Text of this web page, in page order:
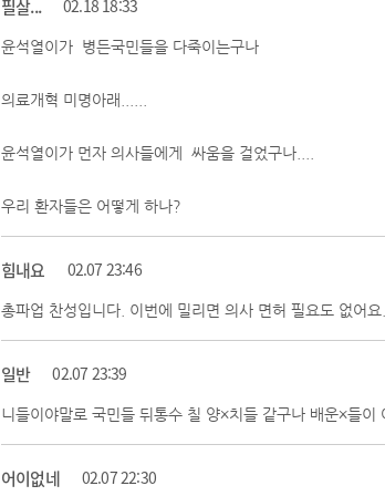
필살... 02.18 18:33
윤석열이가 병든국민들을 다죽이는구나
의료개혁 미명아래......
윤석열이가 먼자 의사들에게 싸움을 걸었구나....
우리 환자들은 어떻게 하나?
힘내요 02.07 23:46
총파업 찬성입니다. 이번에 밀리면 의사 면허 필요도 없어요.
일반 02.07 23:39
니들이야말로 국민들 뒤통수 칠 양×치들 같구나 배운×들이
어이없네 02.07 22:30